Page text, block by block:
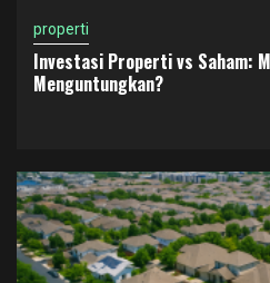
properti
Investasi Properti vs Saham:
Menguntungkan?